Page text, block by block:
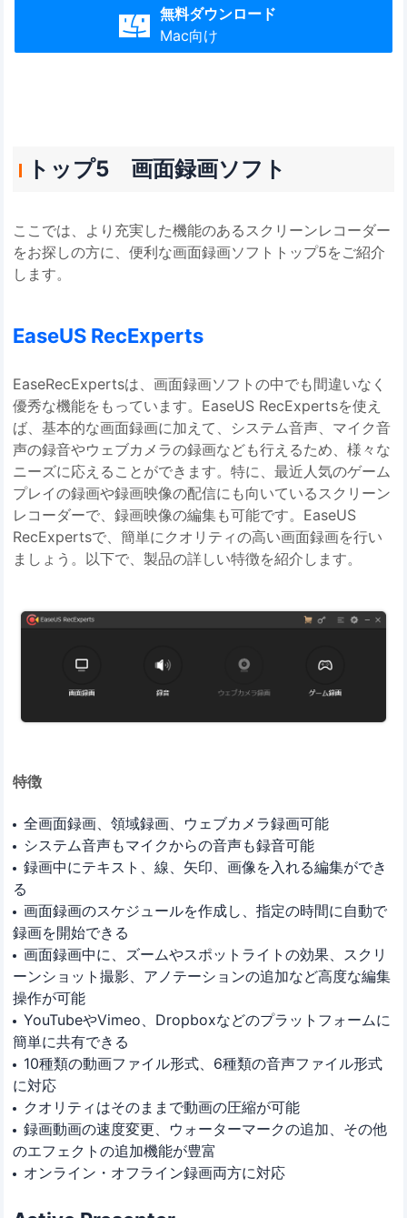

無料ダウンロード
Mac向け
トップ5 画面録画ソフト
ここでは、より充実した機能のあるスクリーンレコーダー
をお探しの方に、便利な画面録画ソフトトップ5をご紹介
します。
EaseUS RecExperts
EaseRecExpertsは、画面録画ソフトの中でも間違いなく
優秀な機能をもっています。EaseUS RecExpertsを使え
ば、基本的な画面録画に加えて、システム音声、マイク音
声の録音やウェブカメラの録画なども行えるため、様々な
ニーズに応えることができます。特に、最近人気のゲーム
プレイの録画や録画映像の配信にも向いているスクリーン
レコーダーで、録画映像の編集も可能です。EaseUS
RecExpertsで、簡単にクオリティの高い画面録画を行い
ましょう。以下で、製品の詳しい特徴を紹介します。
特徴
全画面録画、領域録画、ウェブカメラ録画可能
システム音声もマイクからの音声も録音可能
録画中にテキスト、線、矢印、画像を入れる編集ができ
る
画面録画のスケジュールを作成し、指定の時間に自動で
録画を開始できる
画面録画中に、ズームやスポットライトの効果、スクリ
ーンショット撮影、アノテーションの追加など高度な編集
操作が可能
YouTubeやVimeo、Dropboxなどのプラットフォームに
簡単に共有できる
10種類の動画ファイル形式、6種類の音声ファイル形式
に対応
クオリティはそのままで動画の圧縮が可能
録画動画の速度変更、ウォーターマークの追加、その他
のエフェクトの追加機能が豊富
オンライン・オフライン録画両方に対応